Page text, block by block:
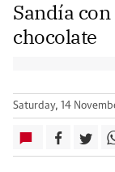
Sandía
chocolate
Saturday, 14